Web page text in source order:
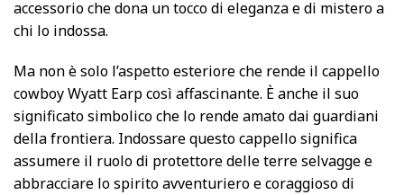
accessorio che dona un tocco di eleganza e di mistero a
chi lo indossa.
Ma non è solo l’aspetto esteriore che rende il cappello
cowboy Wyatt Earp così affascinante. È anche il suo
significato simbolico che lo rende amato dai guardiani
della frontiera. Indossare questo cappello significa
assumere il ruolo di protettore delle terre selvagge e
abbracciare lo spirito avventuriero e coraggioso di